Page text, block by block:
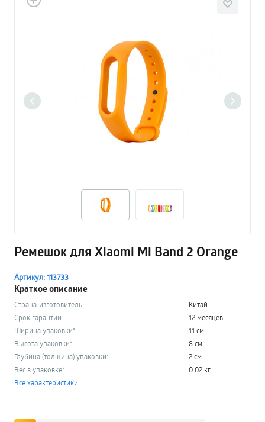
Ремешок для Xiaomi Mi Band 2 Orange
Артикул: 113733
Краткое описание
Страна-изготовитель:
Китай
Срок гарантии:
12 месяцев
Ширина упаковки*:
11 см
Высота упаковки*:
8 см
Глубина (толщина) упаковки*:
2 см
Вес в упаковке*:
0.02 кг
Все характеристики